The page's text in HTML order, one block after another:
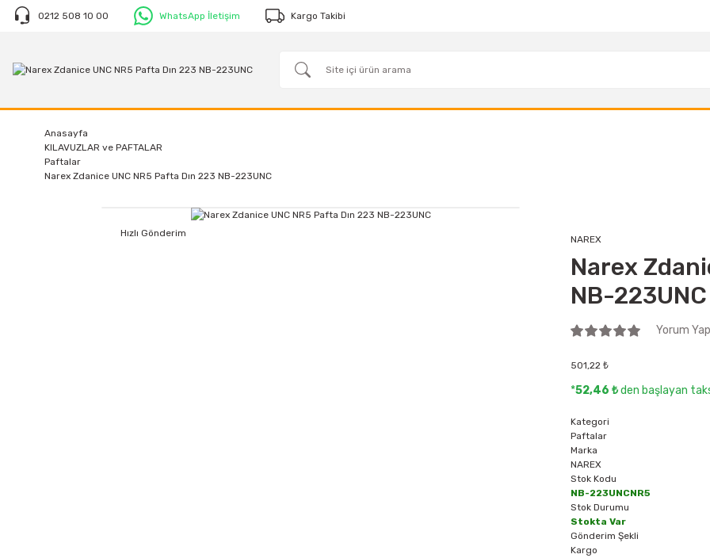
0212 508 10 00 WhatsApp İletişim Kargo Takibi
Anasayfa
KILAVUZLAR ve PAFTALAR
Paftalar
Narex Zdanice UNC NR5 Pafta Dın 223 NB-223UNC
Hızlı Gönderim
NAREX
Narex
NB-223UNC
Yorum
501,22 ₺
*52,46 ₺den başlayan
Kategori
Paftalar
Marka
NAREX
Stok Kodu
NB-223UNCNR5
Stok Durumu
Stokta Var
Gönderim Şekli
Kargo